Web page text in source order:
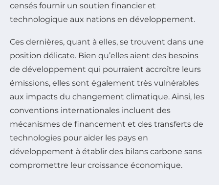
censés fournir un soutien financier et
technologique aux nations en développement.
Ces dernières, quant à elles, se trouvent dans une
position délicate. Bien qu’elles aient des besoins
de développement qui pourraient accroître leurs
émissions, elles sont également très vulnérables
aux impacts du changement climatique. Ainsi, les
conventions internationales incluent des
mécanismes de financement et des transferts de
technologies pour aider les pays en
développement à établir des bilans carbone sans
compromettre leur croissance économique.